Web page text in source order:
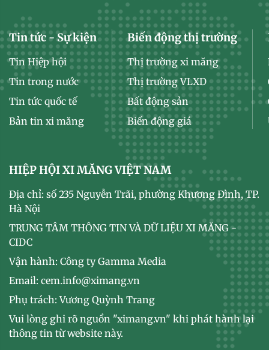
Tin tức - Sự kiện
Tin Hiệp hội
Tin trong nước
Tin tức quốc tế
Bản tin xi măng
Biến động thị trường
Thị trường xi măng
Thị trường VLXD
Bất động sản
Biến động giá
HIỆP HỘI XI MĂNG VIỆT NAM
Địa chỉ: số 235 Nguyễn Trãi, phường Khương Đình, TP.
Hà Nội
TRUNG TÂM THÔNG TIN VÀ DỮ LIỆU XI MĂNG -
CIDC
Vận hành: Công ty Gamma Media
Email: cem.info@ximang.vn
Phụ trách: Vương Quỳnh Trang
Vui lòng ghi rõ nguồn "ximang.vn" khi phát hành lại
thông tin từ website này.